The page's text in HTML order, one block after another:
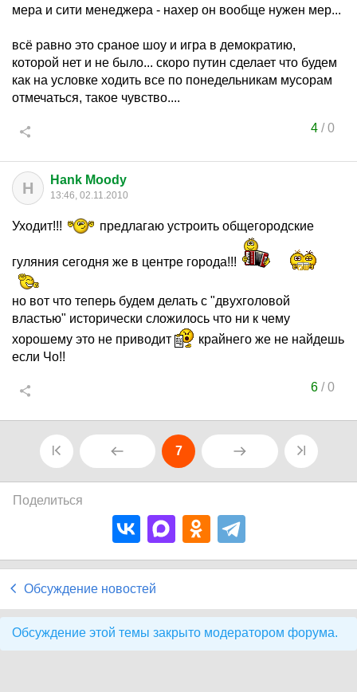
мера и сити менеджера - нахер он вообще нужен мер...
всё равно это сраное шоу и игра в демократию,
которой нет и не было... скоро путин сделает что будем
как на условке ходить все по понедельникам мусорам
отмечаться, такое чувство....
4/0
H Hank Moody
13:46, 02.11.2010
Уходит!!! предлагаю устроить общегородские
гуляния сегодня же в центре города!!!
но вот что теперь будем делать с "двухголовой
властью" исторически сложилось что ни к чему
хорошему это не приводит
крайнего же не найдешь
если Чо!!
6/0
7
Поделиться
Обсуждение новостей
Обсуждение этой темы закрыто модератором форума.